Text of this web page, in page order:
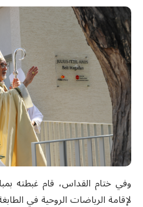
وفي ختام القداس، قام غبطته
لإقامة الرياضات الروحية في